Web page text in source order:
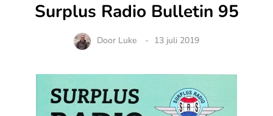
Surplus Radio Bulletin 95
Door Luke 13 juli 2019